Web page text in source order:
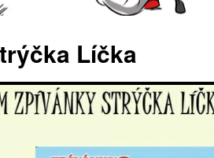
Líčka